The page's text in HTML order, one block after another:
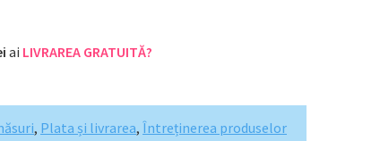
ai LIVRAREA GRATUITĂ?
, Plata și livrarea, Întreținerea produselor